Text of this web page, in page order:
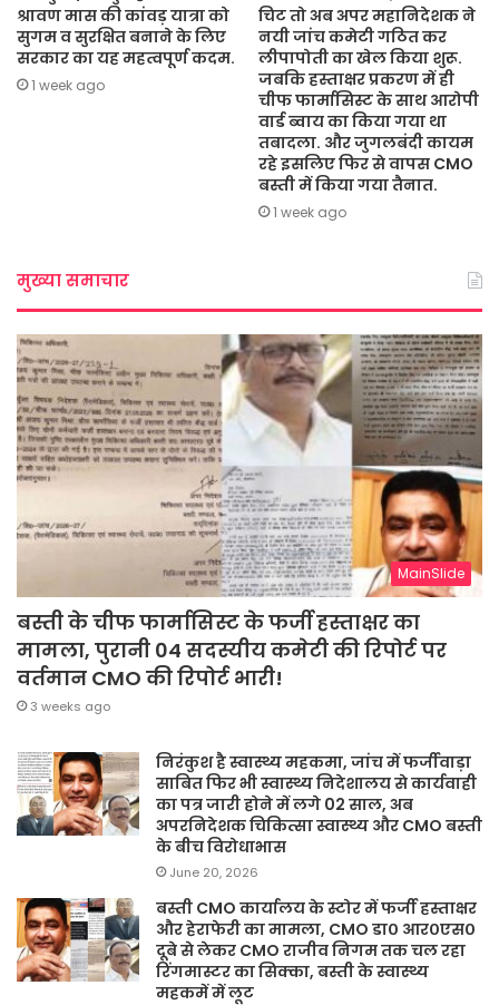
श्रावण मास की कांवड़ यात्रा को
सुगम व सुरक्षित बनाने के लिए
सरकार का यह महत्वपूर्ण कदम.
1 week ago
चिट तो अब अपर महानिदेशक ने
नयी जांच कमेटी गठित कर
लीपापोती का खेल किया शुरू.
जबकि हस्ताक्षर प्रकरण में ही
चीफ फार्मासिस्ट के साथ आरोपी
वार्ड ब्वाय का किया गया था
तबादला. और जुगलबंदी कायम
रहे इसलिए फिर से वापस CMO
बस्ती में किया गया तैनात.
1 week ago
मुख्या समाचार
MainSlide
बस्ती के चीफ फार्मासिस्ट के फर्जी हस्ताक्षर का
मामला, पुरानी 04 सदस्यीय कमेटी की रिपोर्ट पर
वर्तमान CMO की रिपोर्ट भारी!
3 weeks ago
निरंकुश है स्वास्थ्य महकमा, जांच में फर्जीवाड़ा
साबित फिर भी स्वास्थ्य निदेशालय से कार्यवाही
का पत्र जारी होने में लगे 02 साल, अब
अपरनिदेशक चिकित्सा स्वास्थ्य और CMO बस्ती
के बीच विरोधाभास
June 20, 2026
बस्ती CMO कार्यालय के स्टोर में फर्जी हस्ताक्षर
और हेराफेरी का मामला, CMO डा० आर०एस०
दूबे से लेकर CMO राजीव निगम तक चल रहा
रिंगमास्टर का सिक्का, बस्ती के स्वास्थ्य
महकमें में लूट